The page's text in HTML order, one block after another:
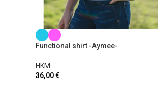
Functional shirt -Aymee-
HKM
36,00€